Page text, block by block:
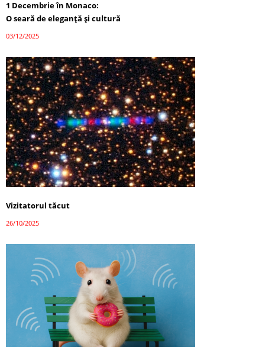
1 Decembrie în Monaco:
O seară de eleganță și cultură
03/12/2025
Vizitatorul tăcut
26/10/2025